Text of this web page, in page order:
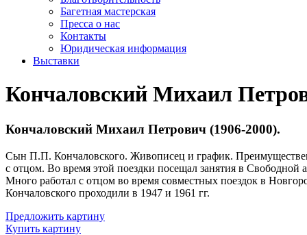
Багетная мастерская
Пресса о нас
Контакты
Юридическая информация
Выставки
Кончаловский Михаил
Кончаловский Михаил Петрович (1906-2000).
Сын П.П. Кончаловского. Живописец и график.
с отцом. Во время этой поездки посещал занятия в
Много работал с отцом во время совместных поездок в
Кончаловского проходили в 1947 и 1961 гг.
Предложить картину
Купить картину